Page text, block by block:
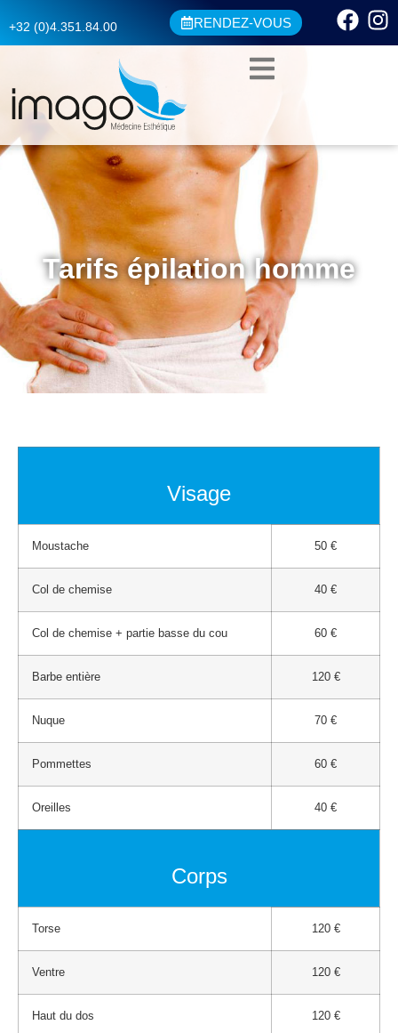
+32 (0)4.351.84.00 RENDEZ-VOUS
Tarifs épilation homme
Visage
Moustache 50 €
Col de chemise 40 €
Col de chemise + partie basse du cou 60 €
Barbe entière 120 €
Nuque 70 €
Pommettes 60 €
Oreilles 40 €
Corps
Torse 120 €
Ventre 120 €
Haut du dos 120 €